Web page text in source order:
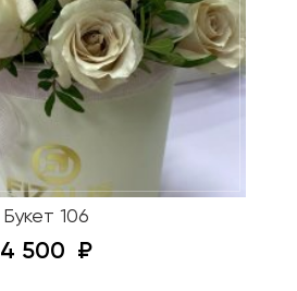
Букет 106
4 500